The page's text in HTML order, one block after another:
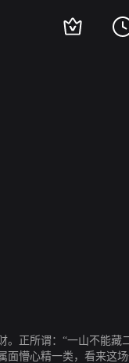
正所谓：“一山不能藏
面懵心精一类，看来这